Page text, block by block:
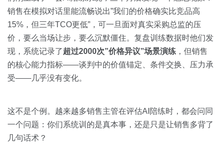
消费医疗
教育
汽车
金融
按角色
定价
资源中心
资源中心
全部
白皮书
关于我们
预约演示
销售在模拟对话里能流畅说出”我们的价格确实比竞品高
15%，但三年TCO更低”，可一旦面对真实采购总监的压
价，要么当场让步，要么沉默僵住。复盘训练数据时他们发
现，系统记录了超过2000次”价格异议”场景演练 ，但销售
的核心能力指标——谈判中的价值锚定、条件交换、压力承
受——几乎没有变化。
这不是个例。越来越多销售主管在评估AI陪练时，都会问同
一个问题：你们系统训的是真本事，还是只是让销售多背了
几句话术？